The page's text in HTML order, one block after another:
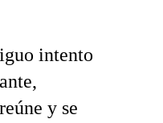
intento
y se